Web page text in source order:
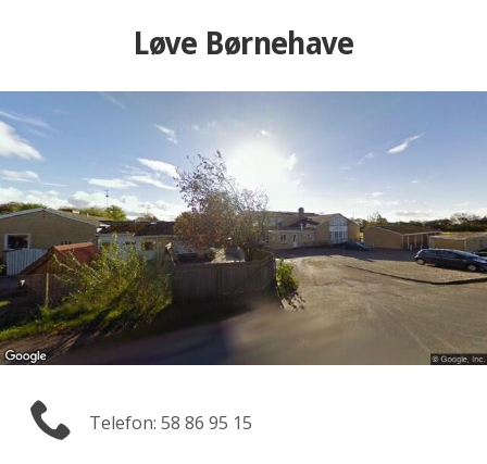
Løve Børnehave
Telefon: 58 86 95 15